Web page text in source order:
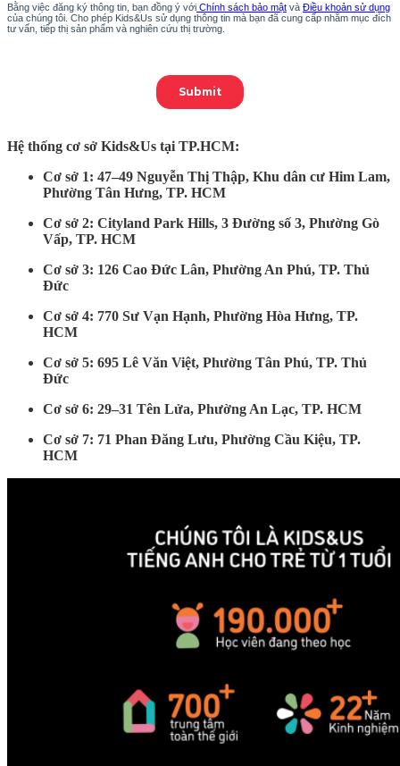
Hệ thống cơ sở Kids&Us tại TP.HCM:
Cơ sở 1: 47–49 Nguyễn Thị Thập, Khu dân cư Him Lam,
Phường Tân Hưng, TP. HCM
Cơ sở 2: Cityland Park Hills, 3 Đường số 3, Phường Gò
Vấp, TP. HCM
Cơ sở 3: 126 Cao Đức Lân, Phường An Phú, TP. Thủ
Đức
Cơ sở 4: 770 Sư Vạn Hạnh, Phường Hòa Hưng, TP.
HCM
Cơ sở 5: 695 Lê Văn Việt, Phường Tân Phú, TP. Thủ
Đức
Cơ sở 6: 29–31 Tên Lửa, Phường An Lạc, TP. HCM
Cơ sở 7: 71 Phan Đăng Lưu, Phường Cầu Kiệu, TP.
HCM